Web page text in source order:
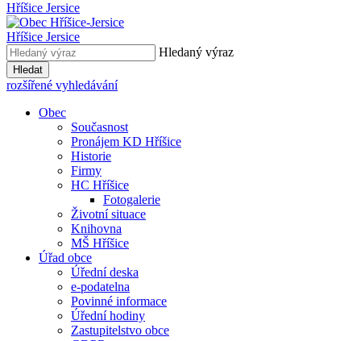
Hříšice Jersice
Hříšice Jersice
Hledaný výraz
Hledat
rozšířené vyhledávání
Obec
Současnost
Pronájem KD Hříšice
Historie
Firmy
HC Hříšice
Fotogalerie
Životní situace
Knihovna
MŠ Hříšice
Úřad obce
Úřední deska
e-podatelna
Povinné informace
Úřední hodiny
Zastupitelstvo obce